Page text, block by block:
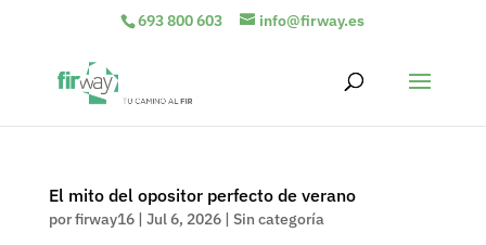
693 800 603 info@firway.es
El mito del opositor perfecto de verano
porfirway16| Jul 6, 2026| Sin categoría